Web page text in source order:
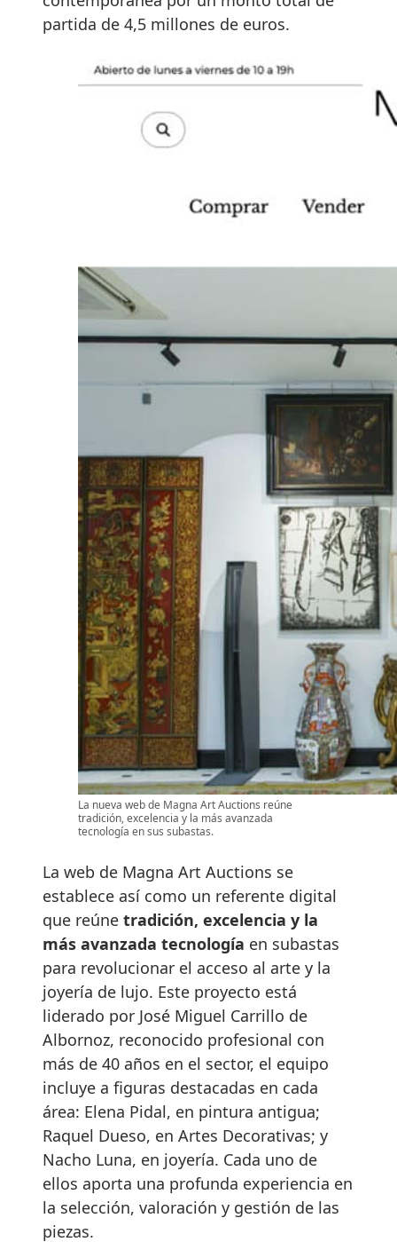
partida de 4,5 millones de euros.
La nueva web de Magna Art Auctions reúne
tradición, excelencia y la más avanzada
tecnología en sus subastas.
La web de Magna Art Auctions se
establece así como un referente digital
que reúne tradición, excelencia y la
más avanzada tecnología en subastas
para revolucionar el acceso al arte y la
joyería de lujo. Este proyecto está
liderado por José Miguel Carrillo de
Albornoz, reconocido profesional con
más de 40 años en el sector, el equipo
incluye a figuras destacadas en cada
área: Elena Pidal, en pintura antigua;
Raquel Dueso, en Artes Decorativas; y
Nacho Luna, en joyería. Cada uno de
ellos aporta una profunda experiencia en
la selección, valoración y gestión de las
piezas.